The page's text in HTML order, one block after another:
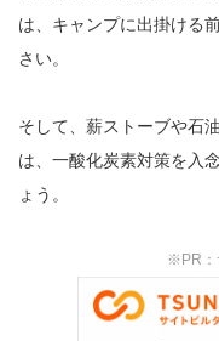
は、キャンプに出掛ける
さい。
そして、薪ストーブや石
は、一酸化炭素対策を入
ょう。
※PR：